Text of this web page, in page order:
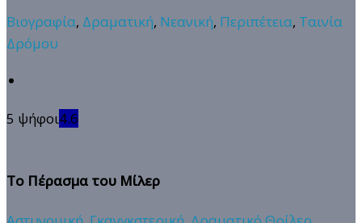
Βιογραφία, Δραματική, Νεανική, Περιπέτεια, Ταινία
Δρόμου
5 ψήφοι4.6
Το Πέρασμα του Μίλερ